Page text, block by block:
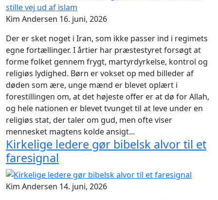
Kim Andersen 16. juni, 2026
Der er sket noget i Iran, som ikke passer ind i regimets
egne fortællinger. I årtier har præstestyret forsøgt at
forme folket gennem frygt, martyrdyrkelse, kontrol og
religiøs lydighed. Børn er vokset op med billeder af
døden som ære, unge mænd er blevet oplært i
forestillingen om, at det højeste offer er at dø for Allah,
og hele nationen er blevet tvunget til at leve under en
religiøs stat, der taler om gud, men ofte viser
mennesket magtens kolde ansigt...
Kirkelige ledere gør bibelsk alvor til et
faresignal
Kim Andersen 14. juni, 2026